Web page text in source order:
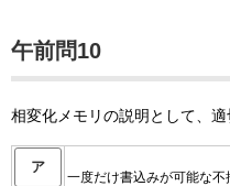
午前問10
相変化メモリの説明として、適
ア
一度だけ書込みが可能な不